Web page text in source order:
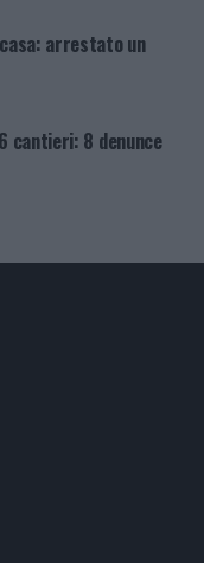
arrestato un
cantieri: 8 denunce